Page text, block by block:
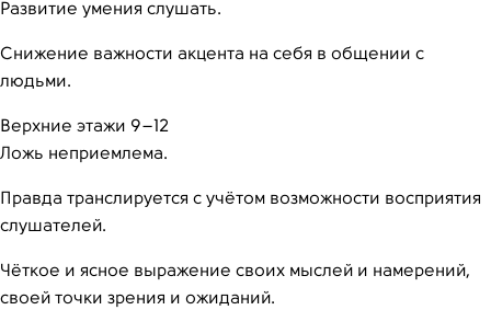
Развитие умения слушать.
Снижение важности акцента на себя в общении с
людьми.
Верхние этажи 9–12
Ложь неприемлема.
Правда транслируется с учётом возможности восприятия
слушателей.
Чёткое и ясное выражение своих мыслей и намерений,
своей точки зрения и ожиданий.